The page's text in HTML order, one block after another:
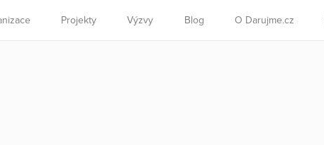
Projekty Výzvy Blog O Darujme.cz